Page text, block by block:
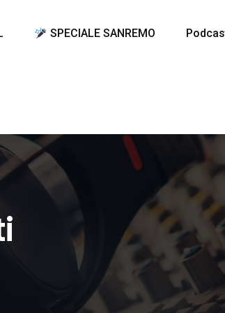
SPECIALE SANREMO